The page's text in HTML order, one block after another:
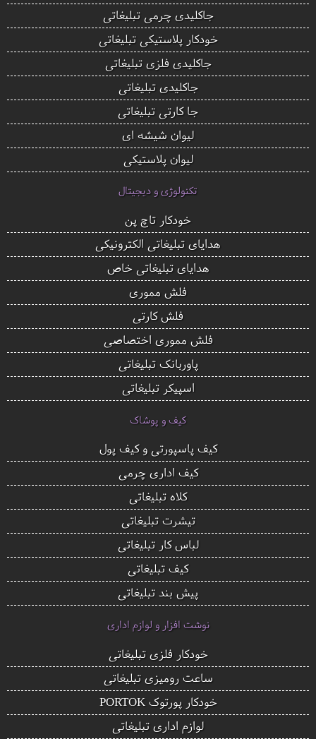
جاکلیدی چرمی تبلیغاتی
خودکار پلاستیکی تبلیغاتی
جاکلیدی فلزی تبلیغاتی
جاکلیدی تبلیغاتی
جا کارتی تبلیغاتی
لیوان شیشه ای
لیوان پلاستیکی
تکنولوژی و دیجیتال
خودکار تاچ پن
هدایای تبلیغاتی الکترونیکی
هدایای تبلیغاتی خاص
فلش مموری
فلش کارتی
فلش مموری اختصاصی
پاوربانک تبلیغاتی
اسپیکر تبلیغاتی
کیف و پوشاک
کیف پاسپورتی و کیف پول
کیف اداری چرمی
کلاه تبلیغاتی
تیشرت تبلیغاتی
لباس کار تبلیغاتی
کیف تبلیغاتی
پیش بند تبلیغاتی
نوشت افزار و لوازم اداری
خودکار فلزی تبلیغاتی
ساعت رومیزی تبلیغاتی
خودکار پورتوک PORTOK
لوازم اداری تبلیغاتی